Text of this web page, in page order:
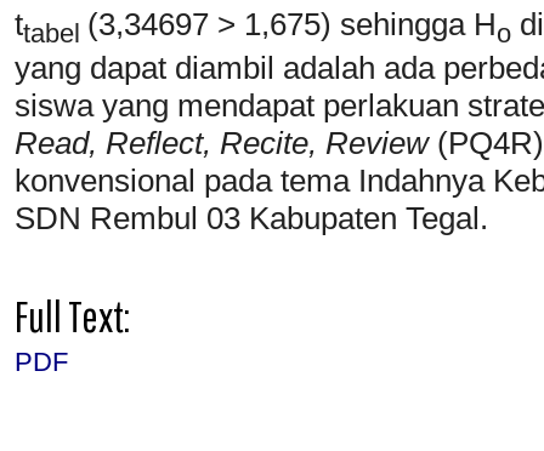
ttabel (3,34697 > 1,675) sehingga Ho
yang dapat diambil adalah ada
siswa yang mendapat perlakuan
Read, Reflect, Recite, Review
konvensional pada tema Indahnya
SDN Rembul 03 Kabupaten Tegal.
Full Text:
PDF